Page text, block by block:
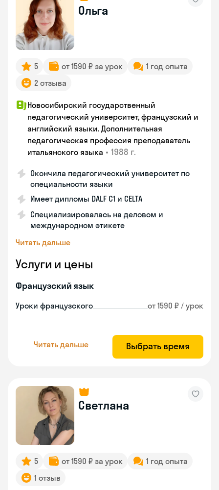
Ольга
5 от 1590 ₽ за урок
1 год опыта
2 отзыва
Новосибирский государственный
педагогический университет, французский и
английский языки. Дополнительная
педагогическая профессия преподаватель
итальянского языка • 1988 г.
Окончила педагогический университет по
специальности языки
Имеет дипломы DALF C1 и CELTA
Специализировалась на деловом и
международном этикете
Читать дальше
Услуги и цены
Французский язык
Уроки французского от 1590 ₽ / урок
Читать дальше Выбрать время
Светлана
5 от 1590 ₽ за урок
1 год опыта
1 отзыв